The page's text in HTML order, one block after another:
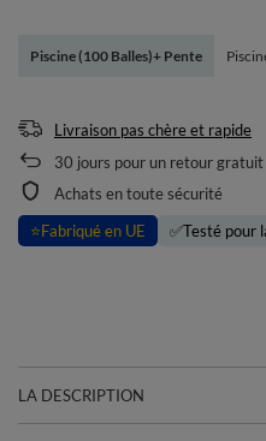
Piscine (100 Balles)+ Pente
Livraison pas chère et rapide
30 jours pour un retour gratuit
Achats en toute sécurité
⭐Fabriqué en UE ✅Testé pour
LA DESCRIPTION